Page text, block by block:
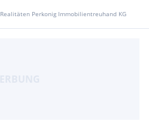
Realitäten Perkonig Immobilientreuhand KG